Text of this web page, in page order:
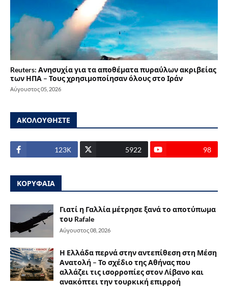
Reuters: Ανησυχία για τα αποθέματα πυραύλων ακριβείας
των ΗΠΑ – Τους χρησιμοποίησαν όλους στο Ιράν
Αύγουστος 05, 2026
ΑΚΟΛΟΥΘΗΣΤΕ
123Κ 5922 98
ΚΟΡΥΦΑΙΑ
Γιατί η Γαλλία μέτρησε ξανά το αποτύπωμα
του Rafale
Αύγουστος 08, 2026
Η Ελλάδα περνά στην αντεπίθεση στη Μέση
Ανατολή – Το σχέδιο της Αθήνας που
αλλάζει τις ισορροπίες στον Λίβανο και
ανακόπτει την τουρκική επιρροή